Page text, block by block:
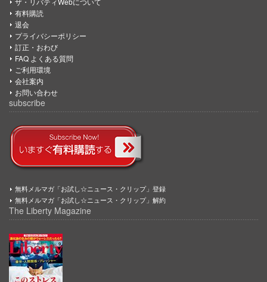
有料購読
退会
プライバシーポリシー
訂正・おわび
FAQ よくある質問
ご利用環境
会社案内
お問い合わせ
subscribe
無料メルマガ「お試し☆ニュース・クリップ」登録
無料メルマガ「お試し☆ニュース・クリップ」解約
The Liberty Magazine